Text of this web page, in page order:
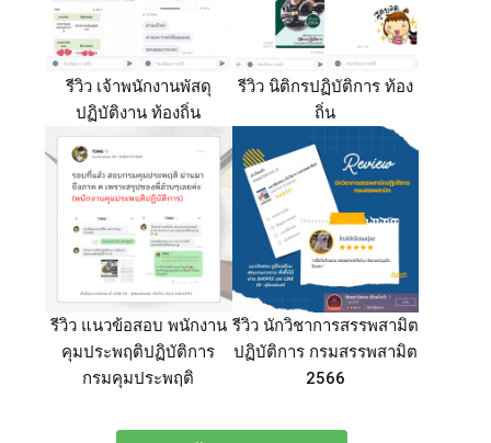
รีวิว เจ้าพนักงานพัสดุ
ปฏิบัติงาน ท้องถิ่น
รีวิว นิติกรปฏิบัติการ ท้อง
ถิ่น
รีวิว แนวข้อสอบ พนักงาน
คุมประพฤติปฏิบัติการ
กรมคุมประพฤติ
รีวิว นักวิชาการสรรพสามิต
ปฏิบัติการ กรมสรรพสามิต
2566